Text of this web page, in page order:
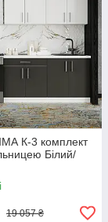
К-3 комплект
Білий/
19 057 ₴